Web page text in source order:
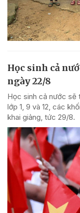
Học sinh cả
ngày 22/8
Học sinh cả nước sẽ
lớp 1, 9 và 12, các
khai giảng, tức 29/8.